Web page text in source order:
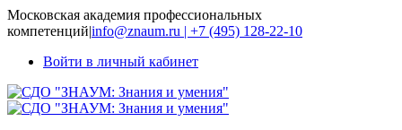
Московская академия профессиональных
компетенций|info@znaum.ru | +7 (495) 128-22-10
Войти в личный кабинет